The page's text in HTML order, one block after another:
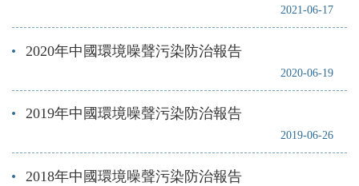
2021-06-17
2020-06-19
2020年中國環境噪聲污染防治報告
2019-06-26
2019年中國環境噪聲污染防治報告
2018年中國環境噪聲污染防治報告